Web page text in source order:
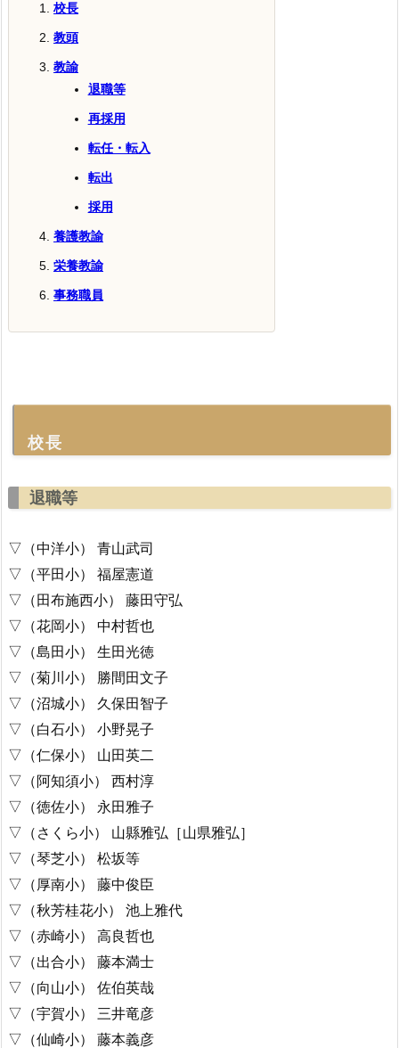
校長
教頭
教諭
退職等
再採用
転任・転入
転出
採用
養護教諭
栄養教諭
事務職員
校長
退職等
▽（中洋小） 青山武司
▽（平田小） 福屋憲道
▽（田布施西小） 藤田守弘
▽（花岡小） 中村哲也
▽（島田小） 生田光徳
▽（菊川小） 勝間田文子
▽（沼城小） 久保田智子
▽（白石小） 小野晃子
▽（仁保小） 山田英二
▽（阿知須小） 西村淳
▽（徳佐小） 永田雅子
▽（さくら小） 山縣雅弘［山県雅弘］
▽（琴芝小） 松坂等
▽（厚南小） 藤中俊臣
▽（秋芳桂花小） 池上雅代
▽（赤崎小） 高良哲也
▽（出合小） 藤本満士
▽（向山小） 佐伯英哉
▽（宇賀小） 三井竜彦
▽（仙崎小） 藤本義彦